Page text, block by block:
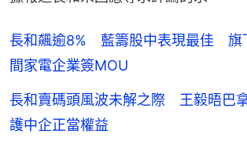
長和飆逾8% 藍籌股中表現最佳 旗
間家電企業簽MOU
長和賣碼頭風波未解之際 王毅晤巴
護中企正當權益